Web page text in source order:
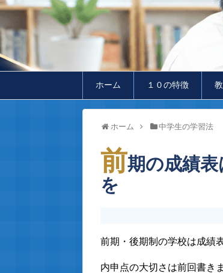
ホーム １０の特徴
ホーム 中学生の学習法
前期の成績
を
前期・後期制の学校は成績
内申点の大切さは前回書き